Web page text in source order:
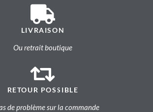
LIVRAISON
Ou retrait boutique
RETOUR POSSIBLE
de problème sur la commande